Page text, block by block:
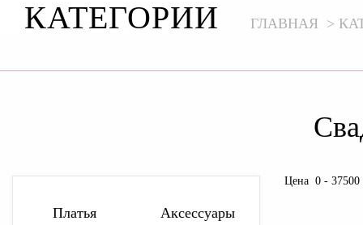
КАТЕГОРИИ ГЛАВНАЯ
Платья Аксессуары
Цена 0 - 37500